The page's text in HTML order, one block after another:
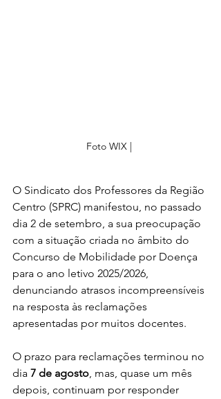
Foto WIX |
O Sindicato dos Professores da Região
Centro (SPRC) manifestou, no passado
dia 2 de setembro, a sua preocupação
com a situação criada no âmbito do
Concurso de Mobilidade por Doença
para o ano letivo 2025/2026,
denunciando atrasos incompreensíveis
na resposta às reclamações
apresentadas por muitos docentes.
O prazo para reclamações terminou no
dia 7 de agosto, mas, quase um mês
depois, continuam por responder